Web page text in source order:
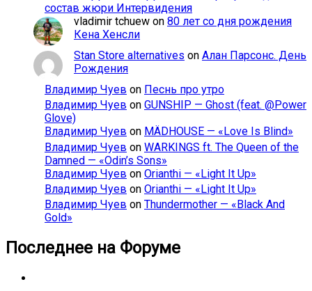
состав жюри Интервидения
vladimir tchuew on 80 лет со дня рождения
Кена Хенсли
Stan Store alternatives on Алан Парсонс. День
Рождения
Владимир Чуев on Песнь про утро
Владимир Чуев on GUNSHIP — Ghost (feat. @Power
Glove)
Владимир Чуев on MÄDHOUSE — «Love Is Blind»
Владимир Чуев on WARKINGS ft. The Queen of the
Damned — «Odin’s Sons»
Владимир Чуев on Orianthi — «Light It Up»
Владимир Чуев on Orianthi — «Light It Up»
Владимир Чуев on Thundermother — «Black And
Gold»
Последнее на Форуме